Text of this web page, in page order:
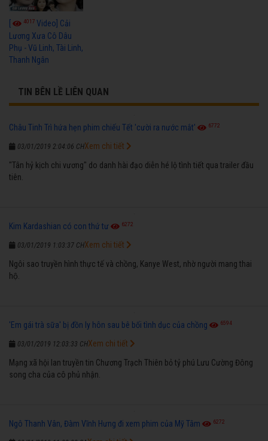
[ 4017 Video] Cải
Lương Xưa Cô Dâu
Phụ - Vũ Linh, Tài Linh,
Thanh Ngân
TIN BÊN LỀ LIÊN QUAN
Châu Tinh Trì hứa hẹn phim chiếu Tết 'cười ra nước mắt' 6772
03/01/2019 2:04:06 CH
"Tân hỷ kịch chi vương" do danh hài đạo diễn hé lộ tình tiết qua trailer đầu
tiên.
Xem chi tiết
Kim Kardashian có con thứ tư 6272
03/01/2019 1:03:37 CH
Ngôi sao truyền hình thực tế và chồng, Kanye West, nhờ người mang thai
hộ.
Xem chi tiết
'Em gái trà sữa' bị đồn ly hôn sau bê bối tình dục của chồng 6594
03/01/2019 12:03:33 CH
Mạng xã hội lan truyền tin Chương Trạch Thiên bỏ tỷ phú Lưu Cường Đông
song cha của cô phủ nhận.
Xem chi tiết
Ngô Thanh Vân, Đàm Vĩnh Hưng đi xem phim của Mỹ Tâm 6272